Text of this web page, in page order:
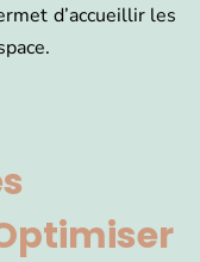
d’accueillir les